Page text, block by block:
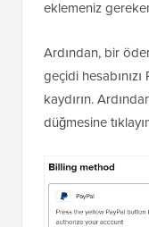
eklemeniz
Ardından, bir
geçidi
kaydırın.
düğmesine